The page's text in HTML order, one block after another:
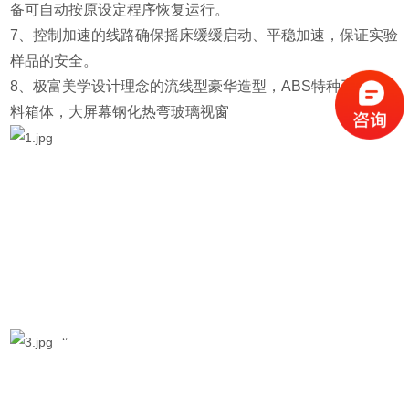
备可自动按原设定程序恢复运行。
7、控制加速的线路确保摇床缓缓启动、平稳加速，保证实验
样品的安全。
8、极富美学设计理念的流线型豪华造型，ABS特种工程塑
料箱体，大屏幕钢化热弯玻璃视窗
‘’